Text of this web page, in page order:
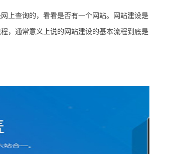
查询的，看看是否有一个网站。网站建设是
，通常意义上说的网站建设的基本流程到底是